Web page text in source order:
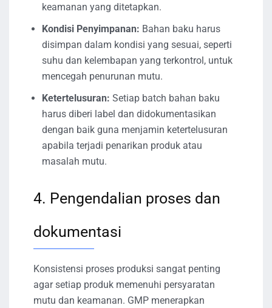
keamanan yang ditetapkan.
Kondisi Penyimpanan: Bahan baku harus
disimpan dalam kondisi yang sesuai, seperti
suhu dan kelembapan yang terkontrol, untuk
mencegah penurunan mutu.
Ketertelusuran: Setiap batch bahan baku
harus diberi label dan didokumentasikan
dengan baik guna menjamin ketertelusuran
apabila terjadi penarikan produk atau
masalah mutu.
4. Pengendalian proses dan
dokumentasi
Konsistensi proses produksi sangat penting
agar setiap produk memenuhi persyaratan
mutu dan keamanan. GMP menerapkan